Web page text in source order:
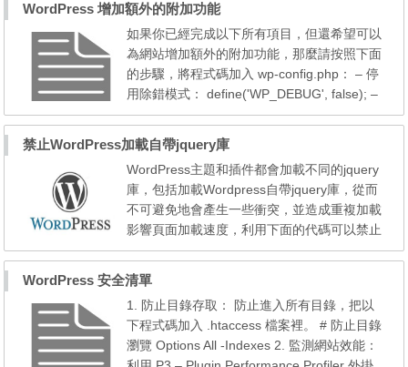
此需要關閉自動更新功能，而wordpress程序
也預留了關閉自動更新保留更新提示的接口。
關閉自動更新可以在主題functions.php函數文
件和程序的wp-confi...
WordPress 增加額外的附加功能
如果你已經完成以下所有項目，但還希望可以
為網站增加額外的附加功能，那麼請按照下面
的步驟，將程式碼加入 wp-config.php： – 停
用除錯模式： define('WP_DEBUG', false); –
停用 WordPress 更新： // 完整停用自動更新
define( 'AUTOMATIC_UPDATER_DISABLE
D', true ); // 停用所有核心更新 define( 'WP_A
UTO_UPDATE_CORE', true ); – 控制文章版
本： // 限制儲存的文章版本。限制為 10 個。
define('WP_...
禁止WordPress加載自帶jquery庫
WordPress主題和插件都會加載不同的jquery
庫，包括加載Wordpress自帶jquery庫，從而
不可避免地會產生一些衝突，並造成重複加載
影響頁面加載速度，利用下面的代碼可以禁止
加載Wordpress自帶的jquery庫，避免JS衝
on my_enqueue_scripts() { wp_deregister_s
cript('jquery'); } add_action( 'wp_enqueue_s
cripts', 'my_enqueue_scripts', 1 ); 方法二：
// 禁...
WordPress 安全清單
1. 防止目錄存取： 防止進入所有目錄，把以
下程式碼加入 .htaccess 檔案裡。 # 防止目錄
瀏覽 Options All -Indexes 2. 監測網站效能：